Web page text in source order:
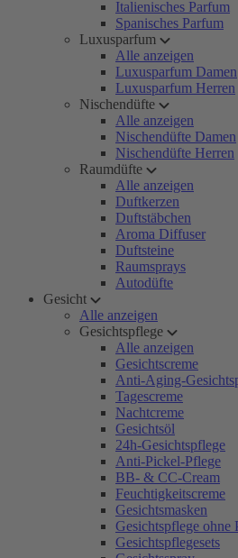
Italienisches Parfum
Spanisches Parfum
Luxusparfum
Alle anzeigen
Luxusparfum Damen
Luxusparfum Herren
Nischendüfte
Alle anzeigen
Nischendüfte Damen
Nischendüfte Herren
Raumdüfte
Alle anzeigen
Duftkerzen
Duftstäbchen
Aroma Diffuser
Duftsteine
Raumsprays
Autodüfte
Gesicht
Alle anzeigen
Gesichtspflege
Alle anzeigen
Gesichtscreme
Anti-Aging-
Tagescreme
Nachtcreme
Gesichtsöl
24h-Gesichtspflege
Anti-Pickel-Pflege
BB- & CC-Cream
Feuchtigkeitscreme
Gesichtsmasken
Gesichtspflege ohne
Gesichtspflegesets